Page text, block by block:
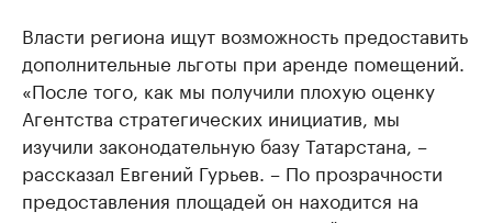
Власти региона ищут возможность предоставить
дополнительные льготы при аренде помещений.
«После того, как мы получили плохую оценку
Агентства стратегических инициатив, мы
изучили законодательную базу Татарстана, –
рассказал Евгений Гурьев. – По прозрачности
предоставления площадей он находится на